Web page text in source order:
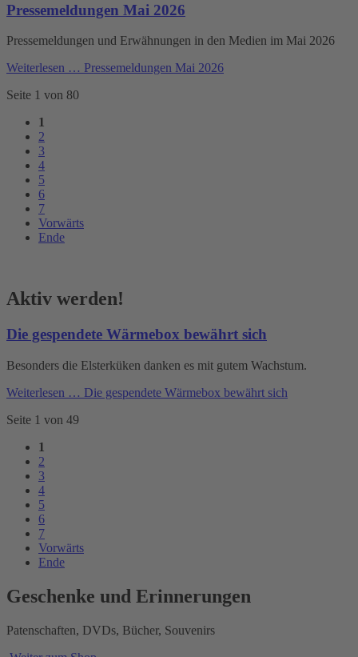
Pressemeldungen Mai 2026
Pressemeldungen und Erwähnungen in den Medien im Mai 2026
Weiterlesen … Pressemeldungen Mai 2026
Seite 1 von 80
1
2
3
4
5
6
7
Vorwärts
Ende
Aktiv werden!
Die gespendete Wärmebox bewährt sich
Besonders die Elsterküken danken es mit gutem Wachstum.
Weiterlesen … Die gespendete Wärmebox bewährt sich
Seite 1 von 49
1
2
3
4
5
6
7
Vorwärts
Ende
Geschenke und Erinnerungen
Patenschaften, DVDs, Bücher, Souvenirs